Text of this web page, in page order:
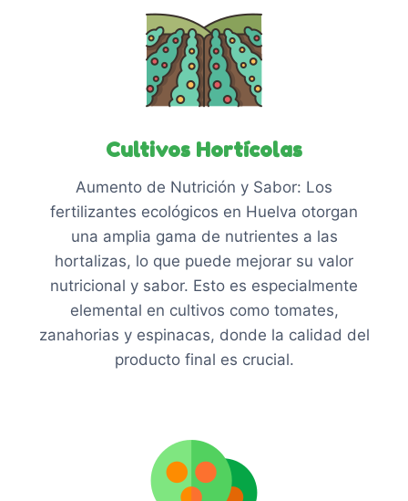
Cultivos Hortícolas
Aumento de Nutrición y Sabor: Los
fertilizantes ecológicos en Huelva otorgan
una amplia gama de nutrientes a las
hortalizas, lo que puede mejorar su valor
nutricional y sabor. Esto es especialmente
elemental en cultivos como tomates,
zanahorias y espinacas, donde la calidad del
producto final es crucial.